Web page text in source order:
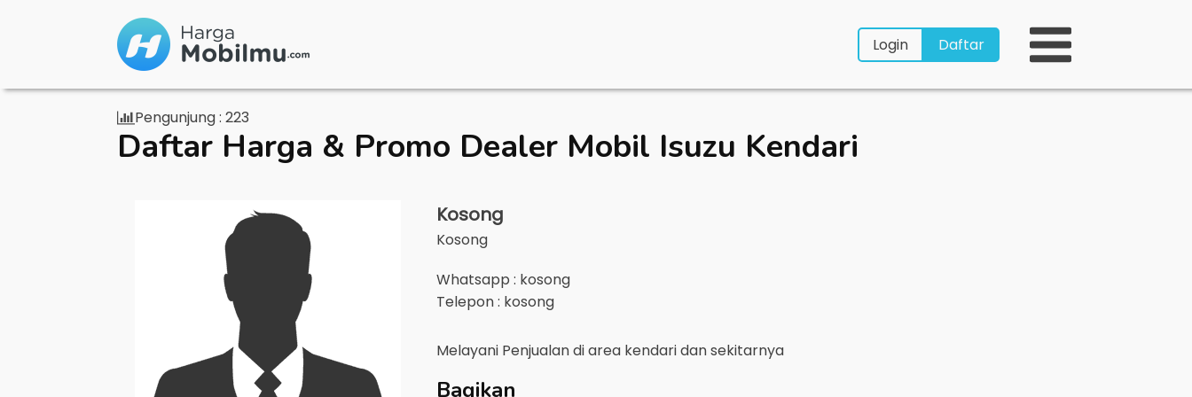
Login Daftar
Pengunjung : 223
Daftar Harga & Promo Dealer Mobil Isuzu Kendari
Kosong
Kosong
Whatsapp : kosong
Telepon : kosong
Melayani Penjualan di area kendaridan sekitarnya
Bagikan